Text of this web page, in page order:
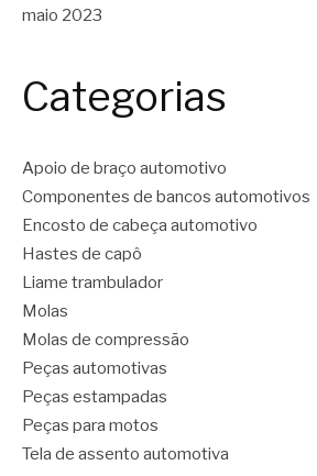
maio 2023
Categorias
Apoio de braço automotivo
Componentes de bancos automotivos
Encosto de cabeça automotivo
Hastes de capô
Liame trambulador
Molas
Molas de compressão
Peças automotivas
Peças estampadas
Peças para motos
Tela de assento automotiva